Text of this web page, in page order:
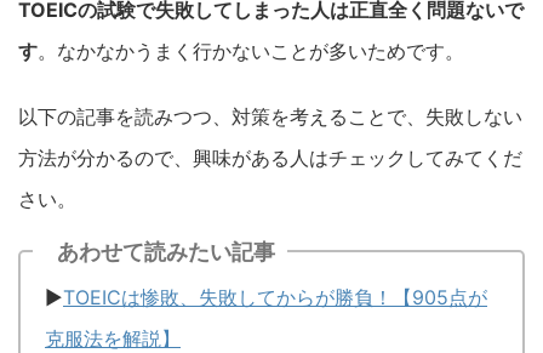
TOEICの試験で失敗してしまった人は正直全く問題ないで
す。なかなかうまく行かないことが多いためです。
以下の記事を読みつつ、対策を考えることで、失敗しない
方法が分かるので、興味がある人はチェックしてみてくだ
さい。
あわせて読みたい記事
▶︎TOEICは惨敗、失敗してからが勝負！【905点が
克服法を解説】